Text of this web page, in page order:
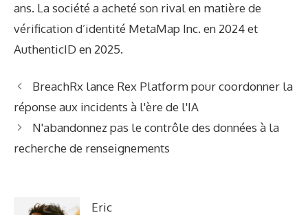
ans. La société a acheté son rival en matière de
vérification d’identité MetaMap Inc. en 2024 et
AuthenticID en 2025.
BreachRx lance Rex Platform pour coordonner la
réponse aux incidents à l'ère de l'IA
N'abandonnez pas le contrôle des données à la
recherche de renseignements
Eric